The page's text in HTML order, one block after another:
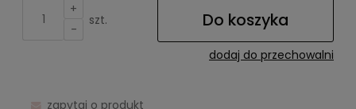
+
-
szt. Do koszyka
dodaj do przechowalni
zapytaj o produkt